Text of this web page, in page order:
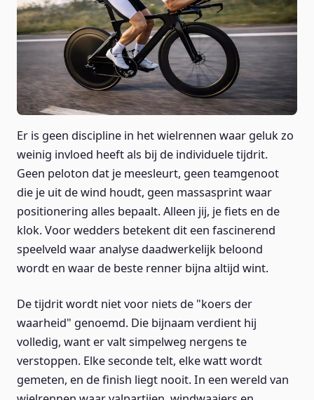
Er is geen discipline in het wielrennen waar geluk zo
weinig invloed heeft als bij de individuele tijdrit.
Geen peloton dat je meesleurt, geen teamgenoot
die je uit de wind houdt, geen massasprint waar
positionering alles bepaalt. Alleen jij, je fiets en de
klok. Voor wedders betekent dit een fascinerend
speelveld waar analyse daadwerkelijk beloond
wordt en waar de beste renner bijna altijd wint.
De tijdrit wordt niet voor niets de "koers der
waarheid" genoemd. Die bijnaam verdient hij
volledig, want er valt simpelweg nergens te
verstoppen. Elke seconde telt, elke watt wordt
gemeten, en de finish liegt nooit. In een wereld van